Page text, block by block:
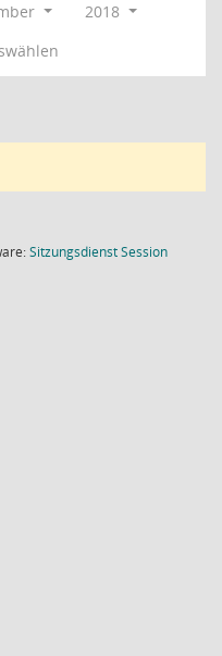
2018
SitzungsdienstSession(Wird in